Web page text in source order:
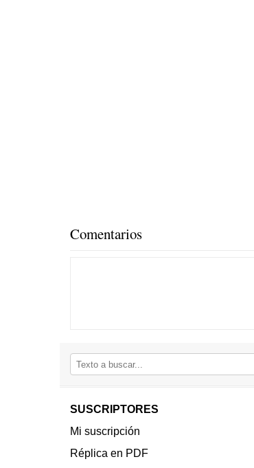
Comentarios
SUSCRIPTORES
Mi suscripción
Réplica en PDF